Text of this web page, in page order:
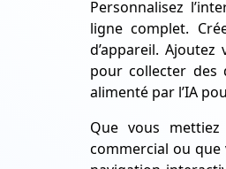
Personnalisez
ligne complet.
d’appareil.
pour collecter des
alimenté par l’IA
Que vous
commercial ou